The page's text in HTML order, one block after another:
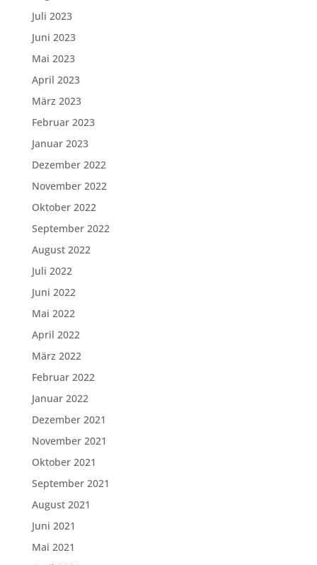
Juli 2023
Juni 2023
Mai 2023
April 2023
März 2023
Februar 2023
Januar 2023
Dezember 2022
November 2022
Oktober 2022
September 2022
August 2022
Juli 2022
Juni 2022
Mai 2022
April 2022
März 2022
Februar 2022
Januar 2022
Dezember 2021
November 2021
Oktober 2021
September 2021
August 2021
Juni 2021
Mai 2021